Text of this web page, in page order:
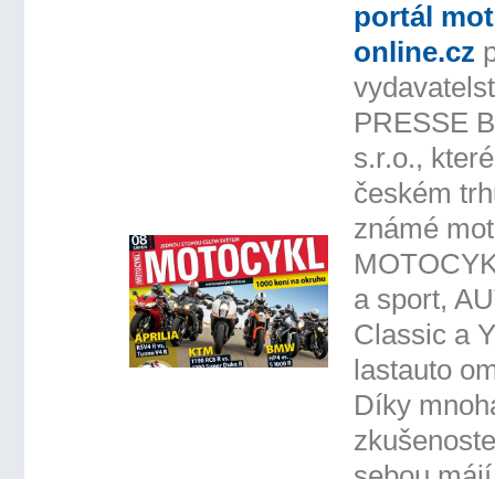
portál
online.cz
PRESSE
s.r.o.,
českém
známé
a sport,
Classic a
lastauto
Díky